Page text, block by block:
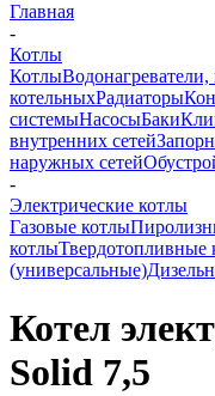
Главная
-
Котлы
КотлыВодонагреватели,
котельныхРадиаторы
системыНасосыБаки
внутренних сетей
наружных сетей
-
Электрические котлы
Газовые котлы
котлыТвердотопливные
(универсальные)
Котел
Solid 7,5